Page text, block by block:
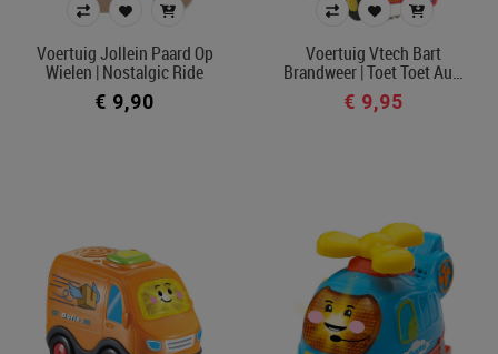
Voertuig Jollein Paard Op
Wielen | Nostalgic Ride
€ 9,90
Voertuig Vtech Bart
Brandweer | Toet Toet Au…
€ 9,95